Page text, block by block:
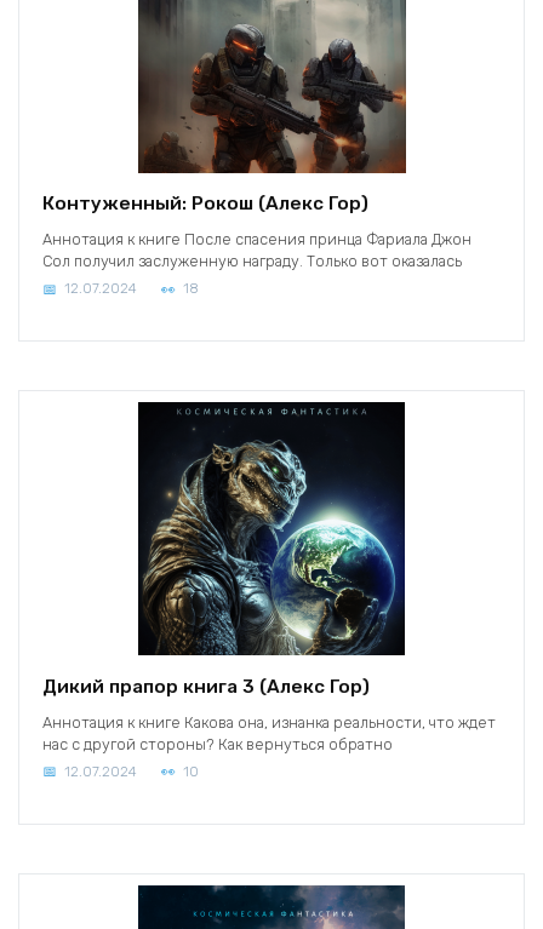
Контуженный: Рокош (Алекс Гор)
Аннотация к книге После спасения принца Фариала Джон
Сол получил заслуженную награду. Только вот оказалась
12.07.2024 18
Дикий прапор книга 3 (Алекс Гор)
Аннотация к книге Какова она, изнанка реальности, что ждет
нас с другой стороны? Как вернуться обратно
12.07.2024 10